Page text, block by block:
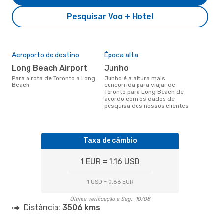
Pesquisar Voo + Hotel
Aeroporto de destino
Long Beach Airport
Para a rota de Toronto a Long
Beach
Época alta
junho
junho é a altura mais
concorrida para viajar de
Toronto para Long Beach de
acordo com os dados de
pesquisa dos nossos clientes
Taxa de câmbio
1 EUR = 1.16 USD
1 USD = 0.86 EUR
Última verificação a Seg., 10/08
Distância: 3506 kms